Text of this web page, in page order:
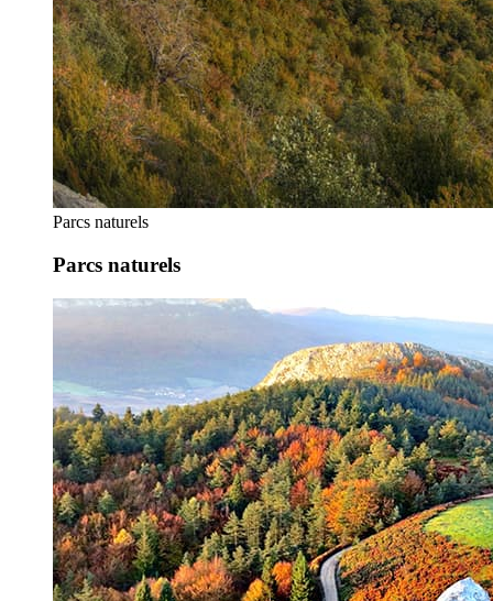
Parcs naturels
Parcs naturels